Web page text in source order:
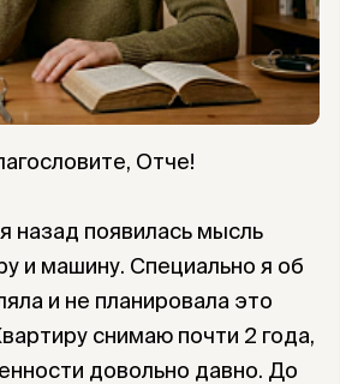
Отче!
назад появилась мысль
и машину. Специально я об
и не планировала это
снимаю почти 2 года,
довольно давно. До